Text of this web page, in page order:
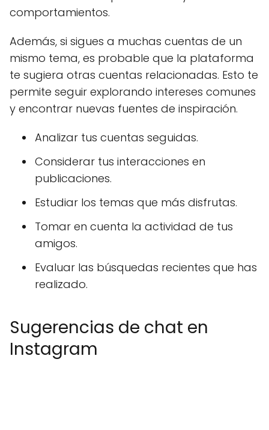
comportamientos.
Además, si sigues a muchas cuentas de un
mismo tema, es probable que la plataforma
te sugiera otras cuentas relacionadas. Esto te
permite seguir explorando intereses comunes
y encontrar nuevas fuentes de inspiración.
Analizar tus cuentas seguidas.
Considerar tus interacciones en
publicaciones.
Estudiar los temas que más disfrutas.
Tomar en cuenta la actividad de tus
amigos.
Evaluar las búsquedas recientes que has
realizado.
Sugerencias de chat en
Instagram